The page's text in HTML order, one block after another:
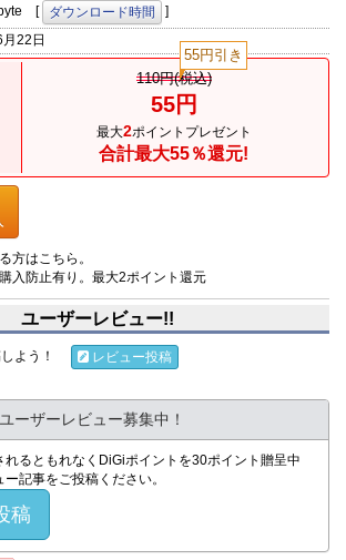
[ ダウンロード時間
]
22日
110円(税込)
55円引き
55円
最大2ポイントプレゼント
合計最大55％還元!
方はこちら。
入防止有り。最大2ポイント還元
ユーザーレビュー!!
しよう！
レビュー投稿
ユーザーレビュー募集中！
れるともれなくDiGiポイントを30ポイント贈呈中
記事をご投稿ください。
稿